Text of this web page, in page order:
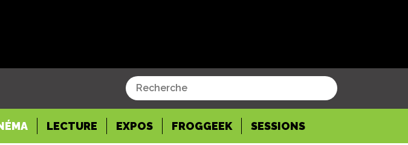
LECTURE EXPOS FROGGEEK SESSIONS